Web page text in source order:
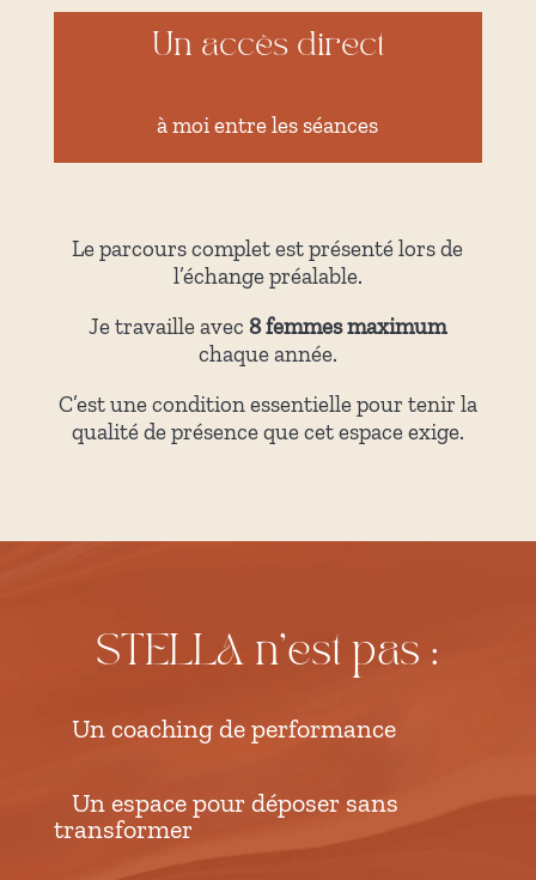
Un accès direct
à moi entre les séances
Le parcours complet est présenté lors de
l’échange préalable.
Je travaille avec 8 femmes maximum
chaque année.
C’est une condition essentielle pour tenir la
qualité de présence que cet espace exige.
STELLA n’est pas :
Un coaching de performance
Un espace pour déposer sans
transformer